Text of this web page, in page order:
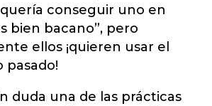
quería conseguir uno en
bien bacano”, pero
ellos ¡quieren usar el
pasado!
duda una de las prácticas